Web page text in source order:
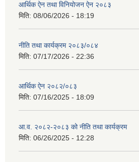
आर्थिक ऐन तथा विनियोजन ऐन २०८३
मिति: 08/06/2026 - 18:19
नीति तथा कार्यक्रम २०८३/०८४
मिति: 07/17/2026 - 22:36
आर्थिक ऐन २०८२/०८३
मिति: 07/16/2025 - 18:09
आ.व. २०८२-२०८३ को नीति तथा कार्यक्रम
मिति: 06/26/2025 - 12:28